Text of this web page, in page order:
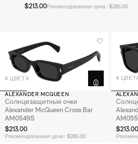
$213.00Рекомендованная цена : $285.00
4 ЦВЕТА
ALEXANDER MCQUEEN
Солнцезащитные очки
Alexander McQueen Cross Bar
AM0549S
$213.00
Рекомендованная цена : $285.00
4
$213.00